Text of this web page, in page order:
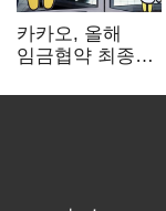
카카오, 올해
임금협약 최종
인상·격려금